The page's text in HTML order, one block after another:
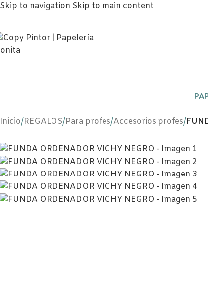
Skip to navigation Skip to main content
Inicio/REGALOS/Para profes/Accesorios profes/